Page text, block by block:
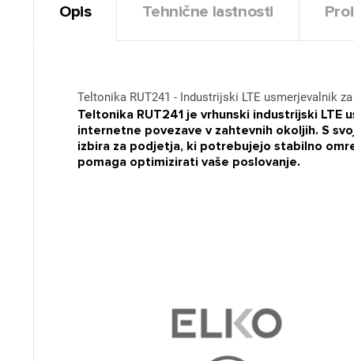
Opis Tehnične lastnosti
Teltonika RUT241 - Industrijski LTE usmerjevalnik
Teltonika RUT241 je vrhunski industrijski LTE
internetne povezave v zahtevnih okoljih. S
izbira za podjetja, ki potrebujejo stabilno
pomaga optimizirati vaše poslovanje.